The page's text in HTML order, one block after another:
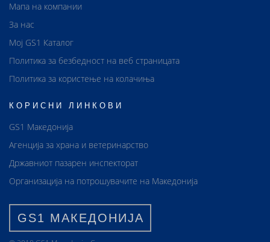
Мапа на компании
За нас
Мој GS1 Каталог
Политика за безбедност на веб страницата
Политика за користење на колачиња
КОРИСНИ ЛИНКОВИ
GS1 Македонија
Агенција за храна и ветеринарство
Државниот пазарен инспекторат
Организација на потрошувачите на Македонија
GS1 МАКЕДОНИЈА